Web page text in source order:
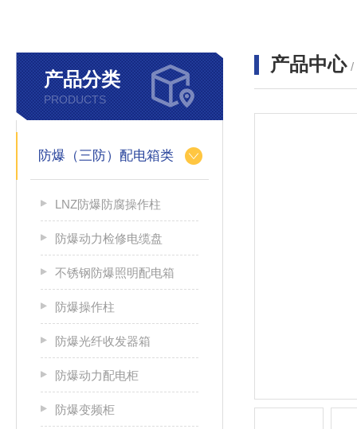
产品分类
PRODUCTS
防爆（三防）配电箱类
LNZ防爆防腐操作柱
防爆动力检修电缆盘
不锈钢防爆照明配电箱
防爆操作柱
防爆光纤收发器箱
防爆动力配电柜
防爆变频柜
产品中心 /